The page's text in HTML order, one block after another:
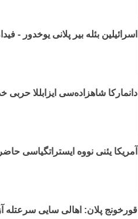
اسرائیلین بئله بیر پلانی یوخدور -
دانمارکا شاهزاده‌سی ایزابللا حربی
آمریکا یئنی نووه ایستراتگیاسی
قورخونج پلان: اهالی سایی سرعتله